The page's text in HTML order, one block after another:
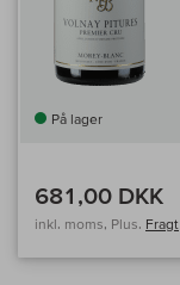
På lager
681,00 DKK
inkl. moms, Plus. Fragt